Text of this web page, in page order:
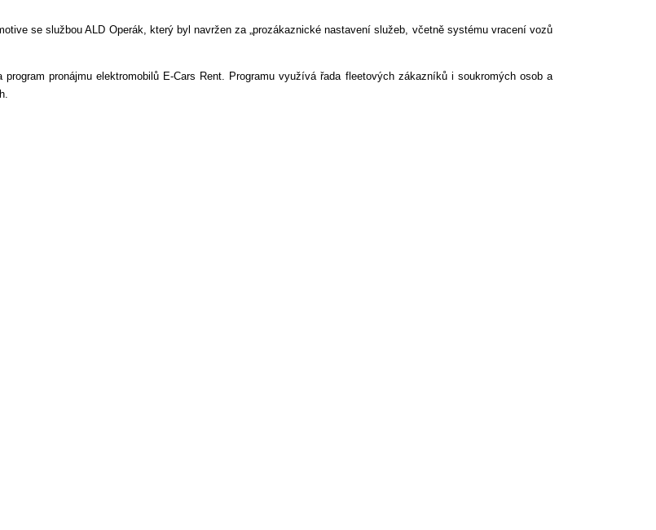
se službou ALD Operák, který byl navržen za „prozákaznické nastavení služeb, včetně systému vracení vozů
pronájmu elektromobilů E-Cars Rent. Programu využívá řada fleetových zákazníků i soukromých osob a